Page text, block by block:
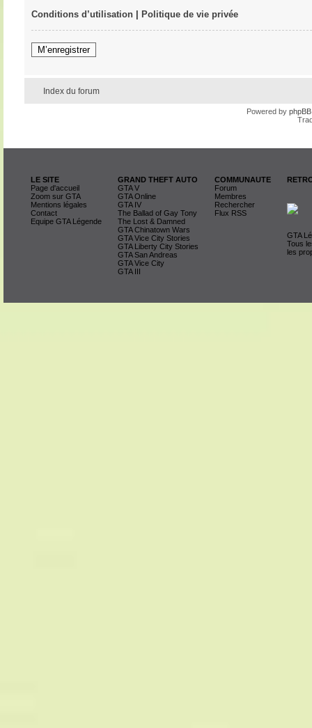
Conditions d’utilisation| Politique de vie privée
M’enregistrer
Index du forum
Powered by phpBB
LE SITE
Page d'accueil
Zoom sur GTA
Mentions légales
Contact
Equipe GTA Légende
GRAND THEFT AUTO
GTA V
GTA Online
GTA IV
The Ballad of Gay Tony
The Lost & Damned
GTA Chinatown Wars
GTA Vice City Stories
GTA Liberty City Stories
GTA San Andreas
GTA Vice City
GTA III
COMMUNAUTE
Forum
Membres
Rechercher
Flux RSS
GTA
Tous
les